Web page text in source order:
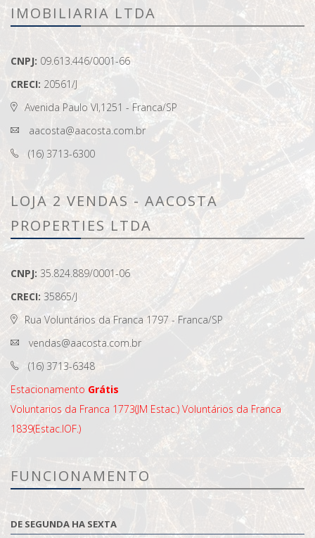
IMOBILIARIA LTDA
CNPJ: 09.613.446/0001-66
CRECI: 20561/J
Avenida Paulo VI,1251 - Franca/SP
aacosta@aacosta.com.br
(16) 3713-6300
LOJA 2 VENDAS - AACOSTA
PROPERTIES LTDA
CNPJ: 35.824.889/0001-06
CRECI: 35865/J
Rua Voluntários da Franca 1797 - Franca/SP
vendas@aacosta.com.br
(16) 3713-6348
Estacionamento Grátis
Voluntarios da Franca 1773(JM Estac.) Voluntários da Franca
1839(Estac.IOF.)
FUNCIONAMENTO
DE SEGUNDA HA SEXTA